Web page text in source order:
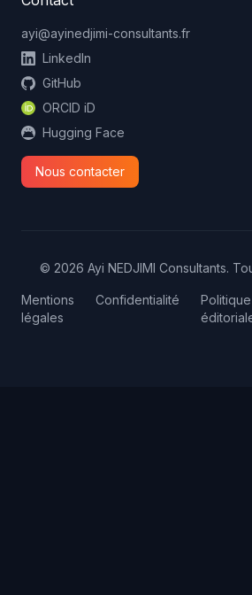
ayi@ayinedjimi-consultants.fr
LinkedIn
GitHub
ORCID iD
Hugging Face
Nous contacter
© 2026 Ayi NEDJIMI Consultants.
Mentions
légales
Confidentialité
Politique